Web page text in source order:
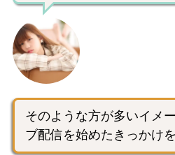
そのような方が多いイメ
ブ配信を始めたきっかけ